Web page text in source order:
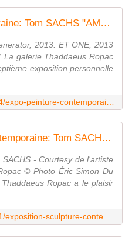
Expo Peinture Contemporaine: Tom SACHS "AMERICAN HANDMADE PAINTINGS" - ACTUART by Eric SIMON
2013. ET ONE, 2013
La galerie Thaddaeus Ropac
exposition personnelle
Exposition Sculpture Contemporaine: Tom SACHS "Ritual" - ACTUART by Eric SIMON
- Courtesy de l'artiste
© Photo Éric Simon Du
Ropac a le plaisir